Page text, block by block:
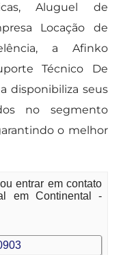
Aluguel de
Locação de
a Afinko
Técnico De
disponibiliza seus
no segmento
o melhor
entrar em contato
em Continental -